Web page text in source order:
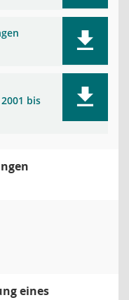
bis
eines